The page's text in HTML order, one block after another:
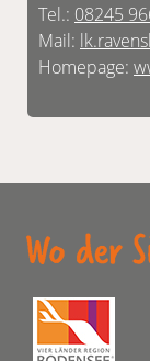
Tel.: 08245
Mail:
Homepage: